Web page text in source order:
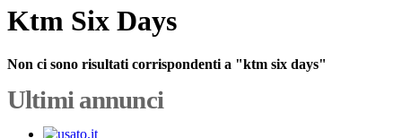
Ktm Six Days
Non ci sono risultati corrispondenti a "ktm six days"
Ultimi annunci